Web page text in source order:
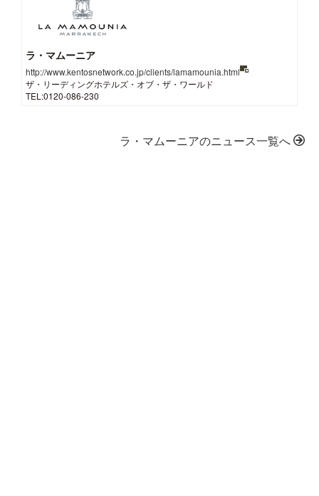
ラ・マムーニア
http://www.kentosnetwork.co.jp/clients/lamamounia.html
ザ・リーディングホテルズ・オブ・ザ・ワールド
TEL:0120-086-230
ラ・マムーニアのニュース一覧へ